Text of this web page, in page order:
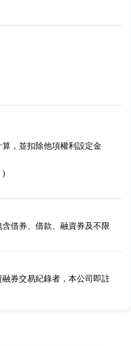
，並扣除他項權利設定金
)
借券、借款、融資券及不限
券交易紀錄者，本公司即註